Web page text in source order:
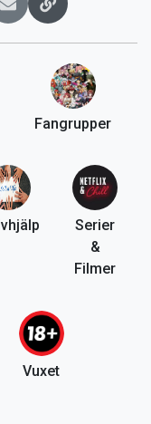
Fangrupper
Serier
&
Filmer
Vuxet